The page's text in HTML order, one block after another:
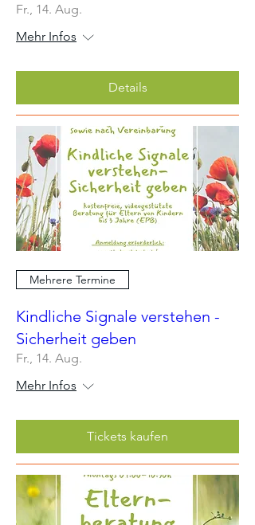
Fr., 14. Aug.
Mehr Infos
Details
Mehrere Termine
Kindliche Signale verstehen -
Sicherheit geben
Fr., 14. Aug.
Mehr Infos
Tickets kaufen